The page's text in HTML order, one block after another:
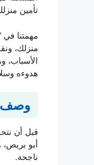
تأمين
مهمتنا في
منزلك،
الأسباب،
هدوءه
وصف
قبل أن
أبو
ناجحة.